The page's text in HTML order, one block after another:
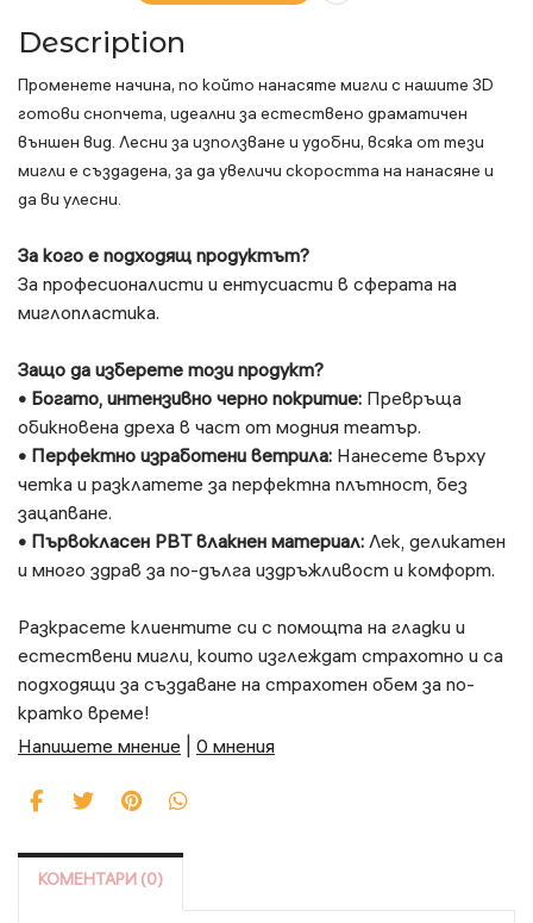
Description
Променете начина, по който нанасяте мигли с нашите 3D
готови снопчета, идеални за естествено драматичен
външен вид. Лесни за използване и удобни, всяка от тези
мигли е създадена, за да увеличи скоростта на нанасяне и
да ви улесни.
За кого е подходящ продуктът?
За професионалисти и ентусиасти в сферата на
миглопластика.
Защо да изберете този продукт?
• Богато, интензивно черно покритие: Превръща
обикновена дреха в част от модния театър.
• Перфектно изработени ветрила: Нанесете върху
четка и разклатете за перфектна плътност, без
зацапване.
• Първокласен PBT влакнен материал: Лек, деликатен
и много здрав за по-дълга издръжливост и комфорт.
Разкрасете клиентите си с помощта на гладки и
естествени мигли, които изглеждат страхотно и са
подходящи за създаване на страхотен обем за по-
кратко време!
Напишете мнение
0 мнения
КОМЕНТАРИ (0)